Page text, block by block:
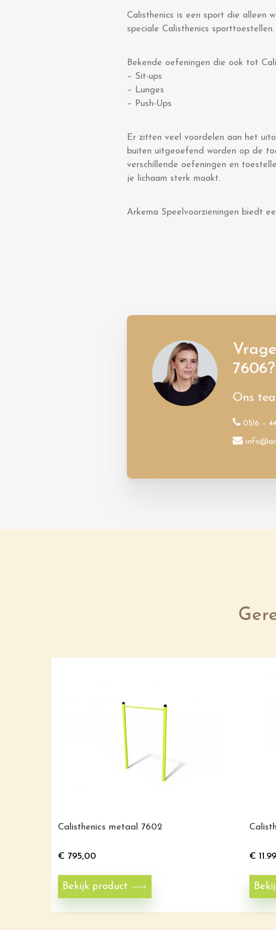
Calisthenics is een sport die alleen
speciale Calisthenics
Bekende oefeningen die ook tot
– Sit-ups
– Lunges
– Push-Ups
Er zitten veel voordelen aan het
buiten uitgeoefend worden op de
verschillende oefeningen en
je lichaam sterk maakt.
Arkema Speelvoorzieningen biedt
7606?
Ons
0516 –
Calisthenics metaal 7602
€ 795,00
Bekijk product
€